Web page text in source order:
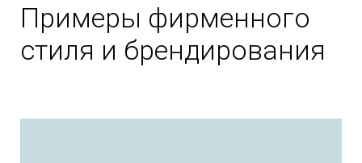
Примеры фирменного
стиля и брендирования